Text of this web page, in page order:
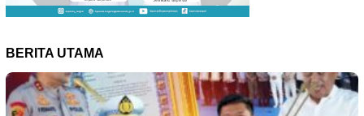
BERITA UTAMA